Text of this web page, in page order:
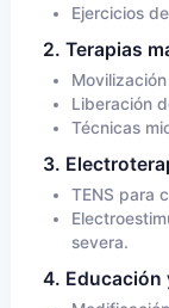
Ejercicios
2. Terapias
Liberación
Técnicas
3.
TENS para
severa.
4. Educación